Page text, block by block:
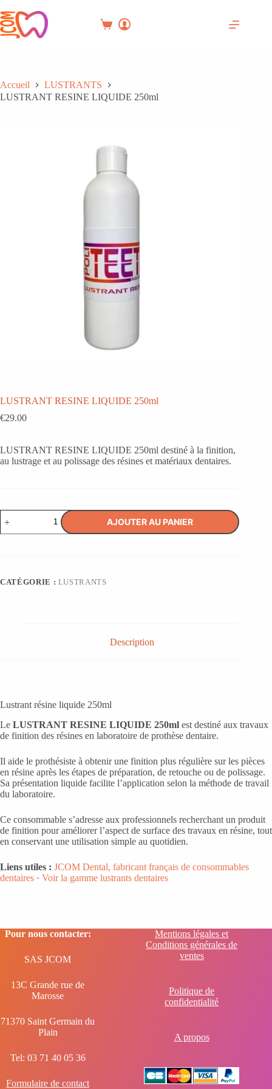
au
contenu
Panier
Accueil
LUSTRANTS
LUSTRANT RESINE LIQUIDE 250ml
LUSTRANT RESINE LIQUIDE 250ml
€29.00
LUSTRANT RESINE LIQUIDE 250ml destiné à la finition,
au lustrage et au polissage des résines et matériaux dentaires.
de
LUSTRANT
AJOUTER AU PANIER
CATÉGORIE : LUSTRANTS
Description
Lustrant résine liquide 250ml
Le LUSTRANT RESINE LIQUIDE 250ml est destiné aux travaux
de finition des résines en laboratoire de prothèse dentaire.
Il aide le prothésiste à obtenir une finition plus régulière sur les pièces
en résine après les étapes de préparation, de retouche ou de polissage.
Sa présentation liquide facilite l’application selon la méthode de travail
du laboratoire.
Ce consommable s’adresse aux professionnels recherchant un produit
de finition pour améliorer l’aspect de surface des travaux en résine, tout
en conservant une utilisation simple au quotidien.
Liens utiles : JCOM Dental, fabricant français de consommables
dentaires · Voir la gamme lustrants dentaires
Pour nous contacter:
SAS JCOM
13C Grande rue de
Marosse
71370 Saint Germain du
Plain
Tel: 03 71 40 05 36
Formulaire de contact
Mentions légales et
Conditions générales de
ventes
Politique de
confidentialité
A propos